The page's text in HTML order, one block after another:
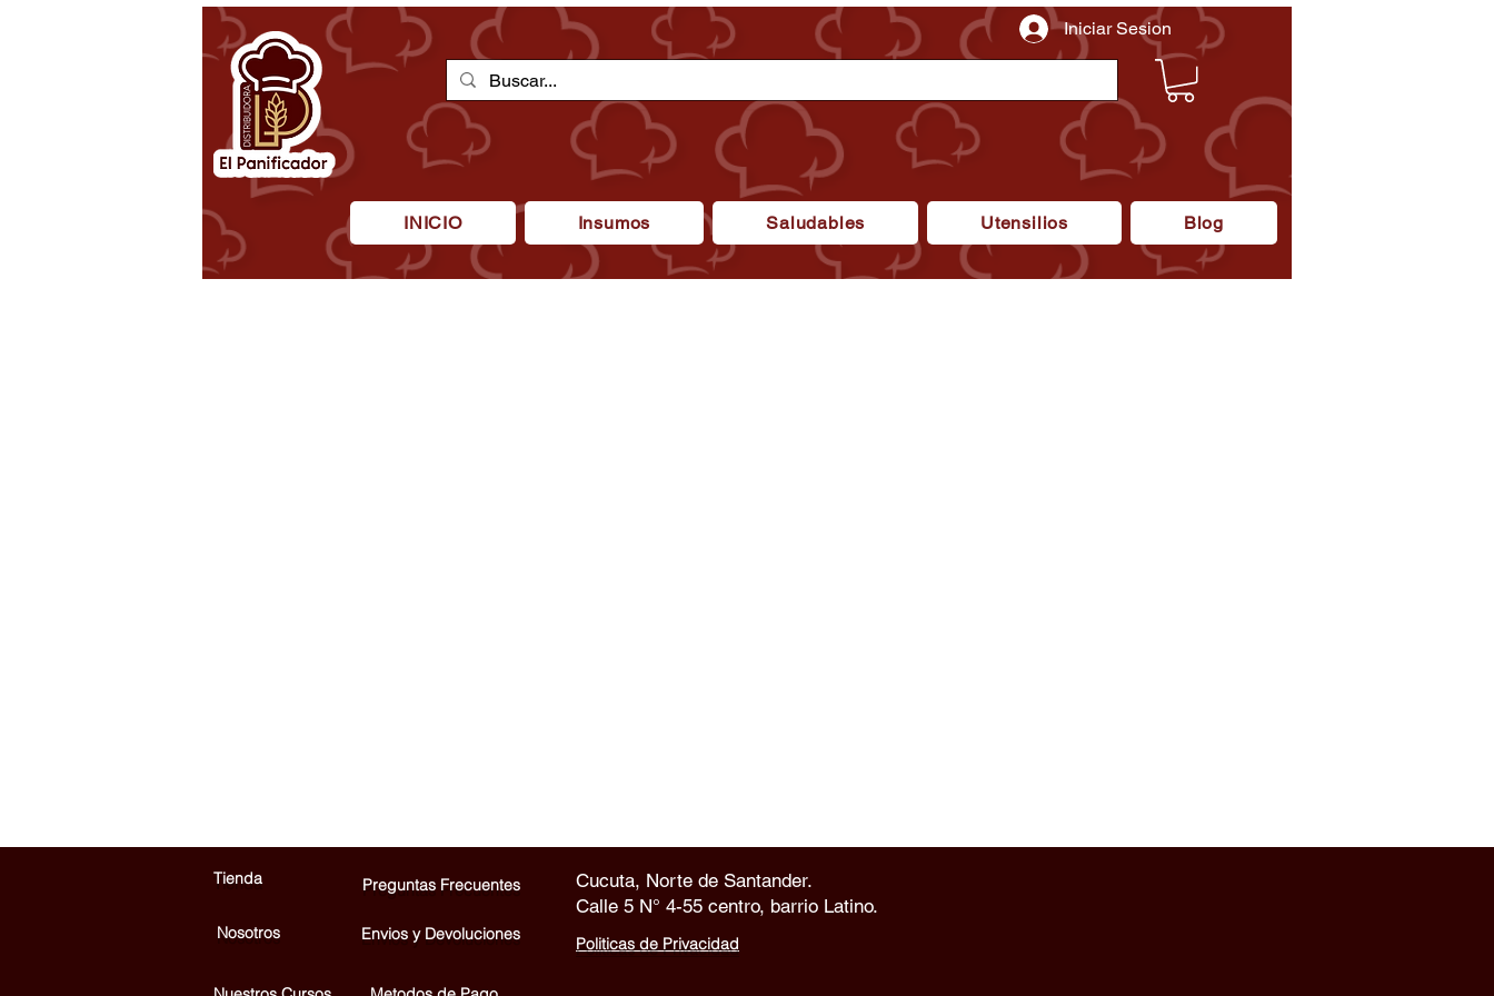
INICIO Insumos Saludables Utensilios Blog
Iniciar Sesion
Tienda
Nosotros
Preguntas Frecuentes
Envios y Devoluciones
Cucuta, Norte de Santander.
Calle 5 N° 4-55 centro, barrio Latino.
Politicas de Privacidad